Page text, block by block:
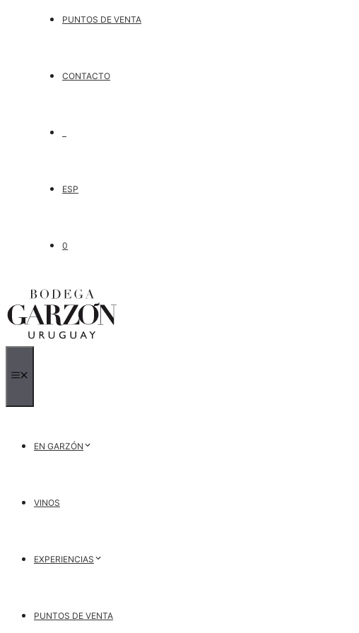
PUNTOS DE VENTA
CONTACTO
ESP
0
EN GARZÓN
VINOS
EXPERIENCIAS
PUNTOS DE VENTA